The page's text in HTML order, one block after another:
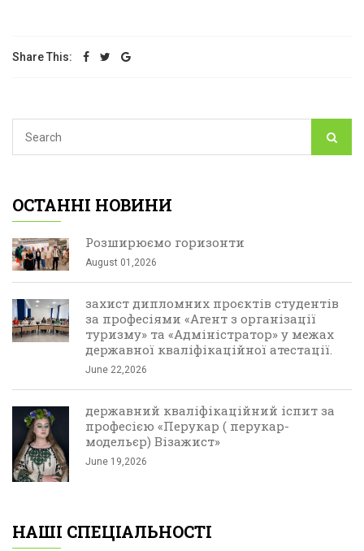
Share This:
ОСТАННІ НОВИНИ
Розширюємо горизонти
August 01,2026
захист дипломних проєктів студентів
за професіями «Агент з організації
туризму» та «Адміністратор» у межах
державної кваліфікаційної атестації.
June 22,2026
державний кваліфікаційний іспит за
професією «Перукар ( перукар-
модельєр) Візажист»
June 19,2026
НАШІ СПЕЦІАЛЬНОСТІ